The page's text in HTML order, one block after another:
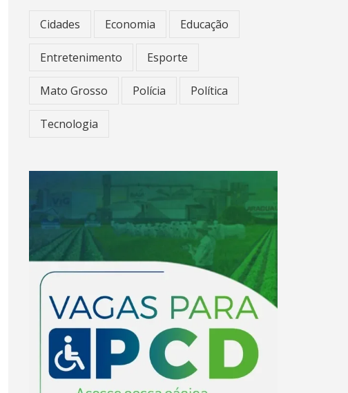
Cidades Economia Educação
Entretenimento Esporte
Mato Grosso Polícia Política
Tecnologia